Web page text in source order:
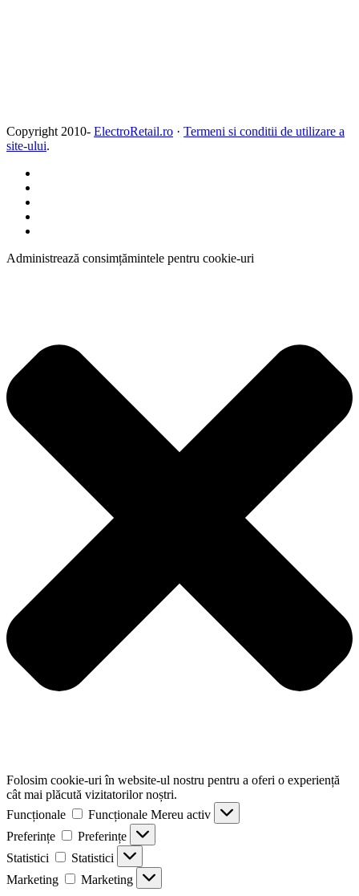
Copyright 2010- ElectroRetail.ro · Termeni si conditii de utilizare a
site-ului.
Administrează consimțămintele pentru cookie-uri
Folosim cookie-uri în website-ul nostru pentru a oferi o experiență
cât mai plăcută vizitatorilor noștri.
Funcționale
Funcționale Mereu activ
Preferințe
Preferințe
Statistici
Statistici
Marketing
Marketing